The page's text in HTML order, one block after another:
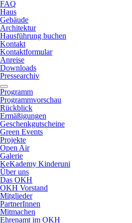
FAQ
Haus
Gebäude
Architektur
Hausführung buchen
Kontakt
Kontaktformular
Anreise
Downloads
Pressearchiv
Programm
Programmvorschau
Rückblick
Ermäßigungen
Geschenkgutscheine
Green Events
Projekte
Open Air
Galerie
KeKademy Kinderuni
Über uns
Das OKH
OKH Vorstand
Mitglieder
PartnerInnen
Mitmachen
Ehrenamt im OKH